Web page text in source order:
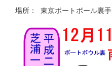
場所： 東京ポートボール裏手